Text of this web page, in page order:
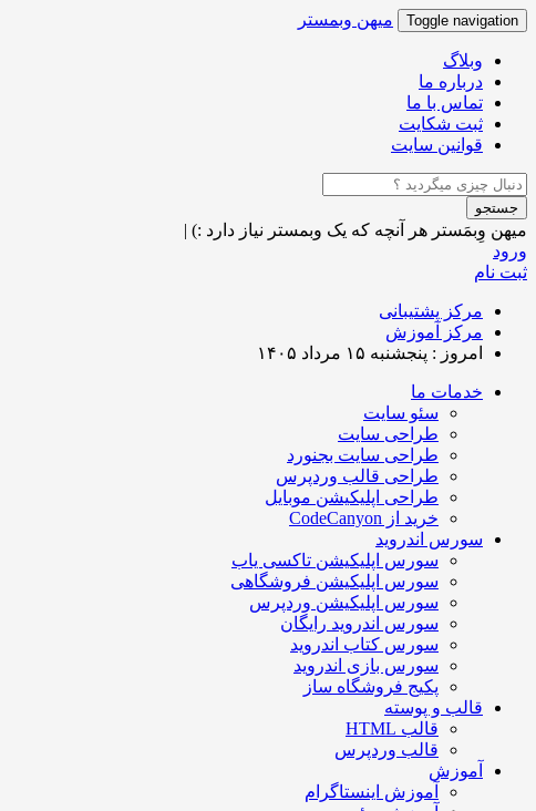
Toggle navigation میهن وبمستر
وبلاگ
درباره ما
تماس با ما
ثبت شکایت
قوانین سایت
جستجو
میهن وِبمَستر هر آنچه که یک وبمستر نیاز دارد :) |
ورود
ثبت نام
مرکز پشتیبانی
مرکز آموزش
امروز : پنجشنبه ۱۵ مرداد ۱۴۰۵
خدمات ما
سئو سایت
طراحی سایت
طراحی سایت بجنورد
طراحی قالب وردپرس
طراحی اپلیکیشن موبایل
خرید از CodeCanyon
سورس اندروید
سورس اپلیکیشن تاکسی یاب
سورس اپلیکیشن فروشگاهی
سورس اپلیکیشن وردپرس
سورس اندروید رایگان
سورس کتاب اندروید
سورس بازی اندروید
پکیج فروشگاه ساز
قالب و پوسته
قالب HTML
قالب وردپرس
آموزش
آموزش اینستاگرام